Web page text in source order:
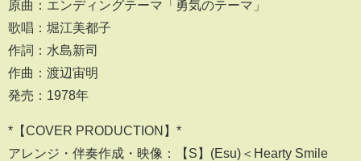
原曲：エンディングテーマ「勇気のテーマ」
歌唱：堀江美都子
作詞：水島新司
作曲：渡辺宙明
発売：1978年
*【COVER PRODUCTION】*
アレンジ・伴奏作成・映像：【S】(Esu)＜Hearty Smile